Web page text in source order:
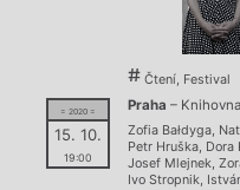
= 2020 =
15. 10.
19:00
Čtení, Festival
Praha –
Zofia Bałdyga,
Petr Hruška, Dora
Josef Mlejnek,
Ivo Stropnik,